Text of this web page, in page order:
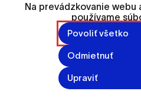
štátneho financovania
nedokážu plniť svoje úlohy a
Sedem slovenských miest
Žilina, Košice, Prešov,
do Siete centier –
Na prevádzkovanie webu
používame
Povoliť všetko
Odmietnuť
Upraviť
Označiť všetko
Uložiť nastavenia
Viac informácií